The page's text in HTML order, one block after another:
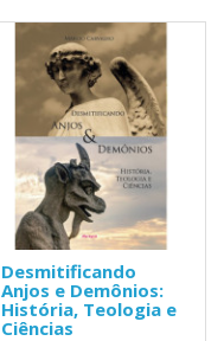
Desmitificando
Anjos e Demônios:
História, Teologia e
Ciências